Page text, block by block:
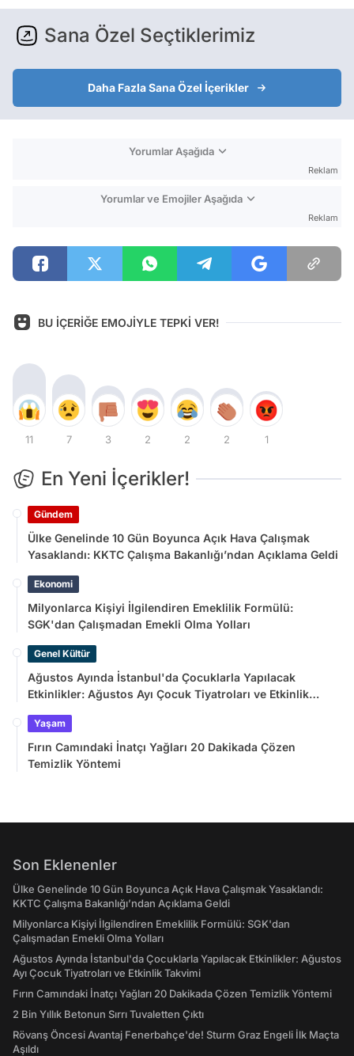
Sana Özel Seçtiklerimiz
Daha Fazla Sana Özel İçerikler
Yorumlar Aşağıda
Reklam
Yorumlar ve Emojiler Aşağıda
Reklam
BU İÇERİĞE EMOJİYLE TEPKİ VER!
11 7 3 2 2 2 1
En Yeni İçerikler!
Gündem
Ülke Genelinde 10 Gün Boyunca Açık Hava Çalışmak
Yasaklandı: KKTC Çalışma Bakanlığı’ndan Açıklama Geldi
Ekonomi
Milyonlarca Kişiyi İlgilendiren Emeklilik Formülü:
SGK'dan Çalışmadan Emekli Olma Yolları
Genel Kültür
Ağustos Ayında İstanbul'da Çocuklarla Yapılacak
Etkinlikler: Ağustos Ayı Çocuk Tiyatroları ve Etkinlik
Yaşam
Fırın Camındaki İnatçı Yağları 20 Dakikada Çözen
Temizlik Yöntemi
Son Eklenenler
Ülke Genelinde 10 Gün Boyunca Açık Hava Çalışmak Yasaklandı:
KKTC Çalışma Bakanlığı’ndan Açıklama Geldi
Milyonlarca Kişiyi İlgilendiren Emeklilik Formülü: SGK'dan
Çalışmadan Emekli Olma Yolları
Ağustos Ayında İstanbul'da Çocuklarla Yapılacak Etkinlikler: Ağustos
Ayı Çocuk Tiyatroları ve Etkinlik Takvimi
Fırın Camındaki İnatçı Yağları 20 Dakikada Çözen Temizlik Yöntemi
2 Bin Yıllık Betonun Sırrı Tuvaletten Çıktı
Rövanş Öncesi Avantaj Fenerbahçe'de! Sturm Graz Engeli İlk Maçta
Aşıldı